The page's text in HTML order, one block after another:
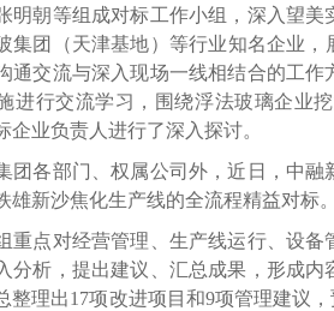
明朝等组成对标工作小组，深入望
集团（天津基地）等行业知名企业
通交流与深入现场一线相结合的工
进行交流学习，围绕浮法玻璃企业
企业负责人进行了深入探讨。
各部门、权属公司外，近日，中融
雄新沙焦化生产线的全流程精益对标。
点对经营管理、生产线运行、设备
分析，提出建议、汇总成果，形成
整理出17项改进项目和9项管理建议